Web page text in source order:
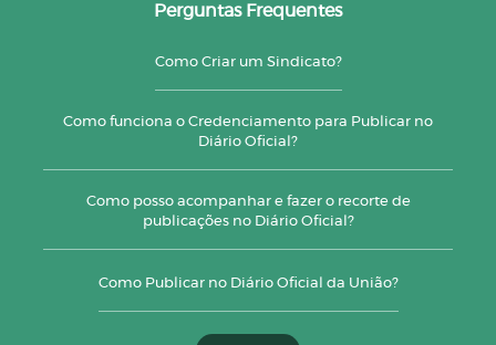
Perguntas Frequentes
Como Criar um Sindicato?
Como funciona o Credenciamento para Publicar no
Diário Oficial?
Como posso acompanhar e fazer o recorte de
publicações no Diário Oficial?
Como Publicar no Diário Oficial da União?